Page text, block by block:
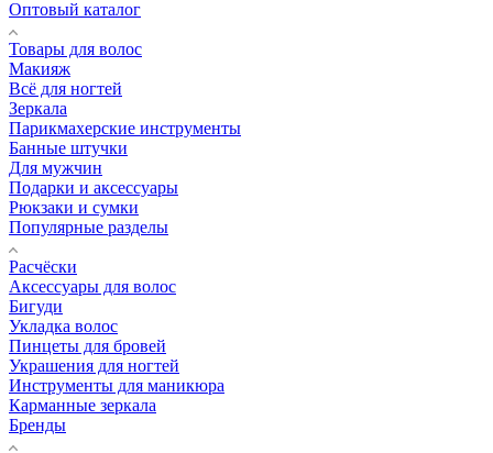
Оптовый каталог
Товары для волос
Макияж
Всё для ногтей
Зеркала
Парикмахерские инструменты
Банные штучки
Для мужчин
Подарки и аксессуары
Рюкзаки и сумки
Популярные разделы
Расчёски
Аксессуары для волос
Бигуди
Укладка волос
Пинцеты для бровей
Украшения для ногтей
Инструменты для маникюра
Карманные зеркала
Бренды